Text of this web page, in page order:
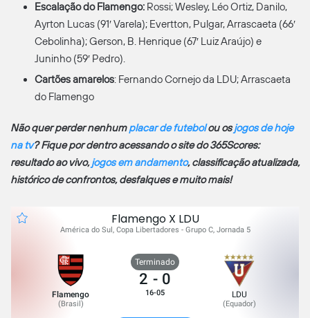
Escalação do Flamengo: Rossi; Wesley, Léo Ortiz, Danilo,
Ayrton Lucas (91′ Varela); Evertton, Pulgar, Arrascaeta (66′
Cebolinha); Gerson, B. Henrique (67′ Luiz Araújo) e
Juninho (59′ Pedro).
Cartões amarelos: Fernando Cornejo da LDU; Arrascaeta
do Flamengo
Não quer perder nenhumplacar de futebolou osjogos de hoje
na tv? Fique por dentro acessando o site do 365Scores:
resultado ao vivo,jogos em andamento, classificação atualizada,
histórico de confrontos, desfalques e muito mais!
Flamengo X LDU
América do Sul, Copa Libertadores - Grupo C, Jornada 5
Flamengo
( Brasil )
Terminado
2 - 0
16-05 LDU
(Equador)